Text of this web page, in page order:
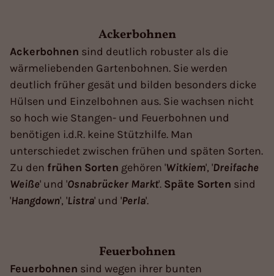
Ackerbohnen
Ackerbohnen sind deutlich robuster als die
wärmeliebenden Gartenbohnen. Sie werden
deutlich früher gesät und bilden besonders dicke
Hülsen und Einzelbohnen aus. Sie wachsen nicht
so hoch wie Stangen- und Feuerbohnen und
benötigen i.d.R. keine Stützhilfe. Man
unterschiedet zwischen frühen und späten Sorten.
Zu den frühen Sorten gehören 'Witkiem', 'Dreifache
Weiße' und 'Osnabrücker Markt'. Späte Sorten sind
'Hangdown', 'Listra' und 'Perla'.
Feuerbohnen
Feuerbohnen sind wegen ihrer bunten